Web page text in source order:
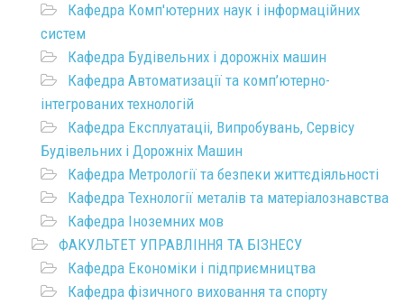
Кафедра Комп'ютерних наук і інформаційних
систем
Кафедра Будівельних і дорожніх машин
Кафедра Автоматизації та комп’ютерно-
інтегрованих технологій
Кафедра Експлуатаціі, Випробувань, Сервісу
Будівельних і Дорожніх Машин
Кафедра Метрології та безпеки життєдіяльності
Кафедра Технології металів та матеріалознавства
Кафедра Іноземних мов
ФАКУЛЬТЕТ УПРАВЛІННЯ ТА БІЗНЕСУ
Кафедра Економіки і підприємництва
Кафедра фізичного виховання та спорту